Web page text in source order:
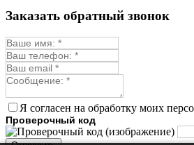
Репешок
Синюха
Смесь лекарственных
Стевия
Тимьян ползучий (чабрец)
Фенхель лекарственный
Заказать обратный звонок
Я согласен на обработку моих
Проверочный код